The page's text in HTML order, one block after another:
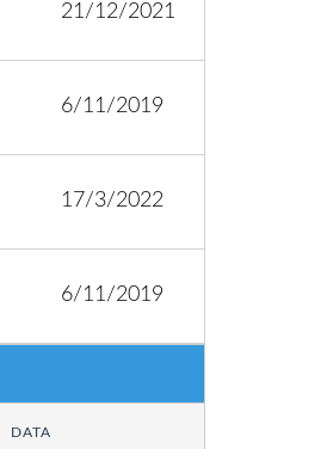
21/12/2021
6/11/2019
17/3/2022
6/11/2019
DATA